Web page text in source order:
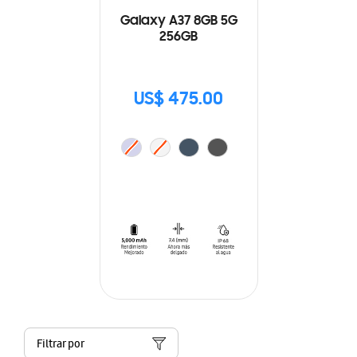
Galaxy A37 8GB 5G
256GB
US$ 475.00
Filtrar por